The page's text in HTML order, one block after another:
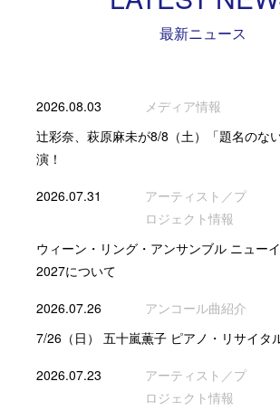
最新ニュース
2026.08.03
メディア情報
辻彩奈、萩原麻未が8/8（土）「題名のな
演！
2026.07.31
アーティスト／プ
ロジェクト情報
ウィーン・リング・アンサンブル ニュー
2027について
2026.07.26
アンコール曲紹介
7/26（日） 五十嵐薫子 ピアノ・リサイタ
2026.07.23
アーティスト／プ
ロジェクト情報